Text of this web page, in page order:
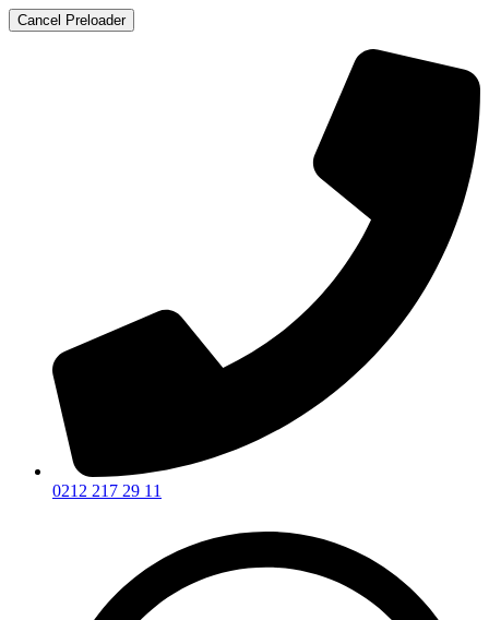
Cancel Preloader
0212 217 29 11